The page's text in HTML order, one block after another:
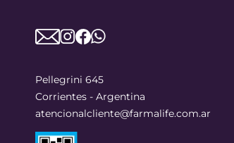
Pellegrini 645
Corrientes - Argentina
atencionalcliente@farmalife.com.ar